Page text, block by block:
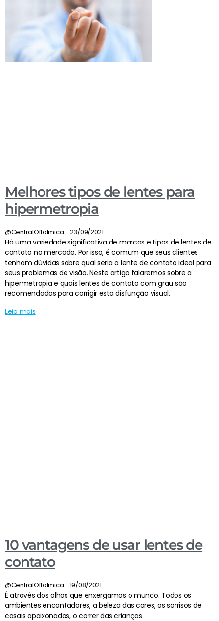
Melhores tipos de lentes para
hipermetropia
@CentralOftalmica 23/09/2021
Há uma variedade significativa de marcas e tipos de lentes de
contato no mercado. Por isso, é comum que seus clientes
tenham dúvidas sobre qual seria a lente de contato ideal para
seus problemas de visão. Neste artigo falaremos sobre a
hipermetropia e quais lentes de contato com grau são
recomendadas para corrigir esta disfunção visual.
Leia mais
10 vantagens de usar lentes de
contato
@CentralOftalmica 19/08/2021
É através dos olhos que enxergamos o mundo. Todos os
ambientes encantadores, a beleza das cores, os sorrisos de
casais apaixonados, o correr das crianças